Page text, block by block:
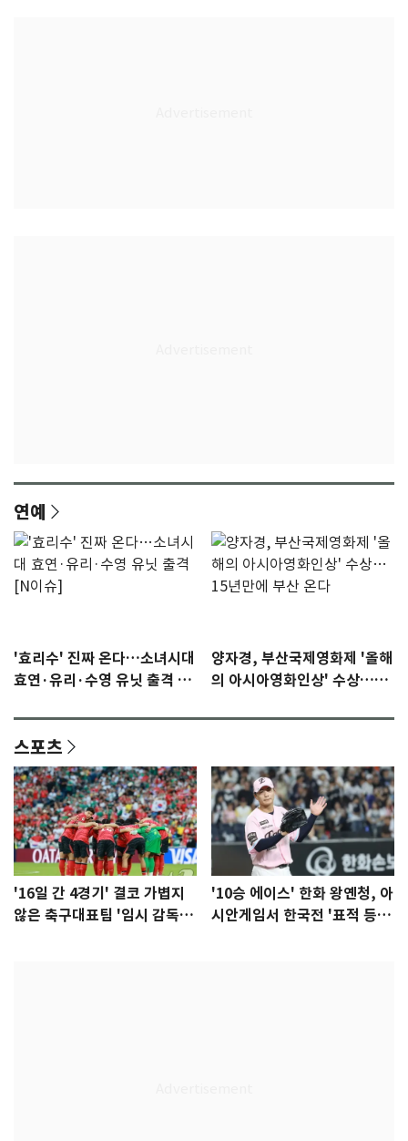
연예
'효리수' 진짜 온다…소녀시대
효연·유리·수영 유닛 출격 [N
양자경, 부산국제영화제 '올해
의 아시아영화인상' 수상…15
스포츠
'16일 간 4경기' 결코 가볍지
않은 축구대표팀 '임시 감독'
'10승 에이스' 한화 왕옌청, 아
시안게임서 한국전 '표적 등